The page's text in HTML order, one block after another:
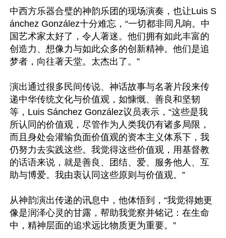
中西方乐器合璧的神韵乐团的现场演奏，也让Luis S
ánchez González十分难忘，“一切都非同凡响。中
国艺术家太好了，令人著迷。他们拥有如此丰富的
创造力、想像力与如此众多的创新精神。他们是追
梦者，向往著天堂。太杰出了。”
演出通过很多民间传说、神话故事与名著片段来传
递中华传统文化与价值观，如慷慨、善良和坚韧
等，Luis Sánchez González议员表示，“这些是我
所认同的价值观，尽管作为人类我仍有诸多局限，
而且身处会灌输负面价值观的资本主义体系下，我
仍努力去实践这些。我觉得这些价值观，用基督教
的话语来说，就是善良、团结、爱、服务他人、互
助与博爱。我由衷认同这些原则与价值观。”
从神韵演出传递的讯息中，他体悟到，“我觉得她更
像是润泽心灵的甘露，帮助我觉察并铭记：在生命
中，精神层面的追求远比物质更为重要。”